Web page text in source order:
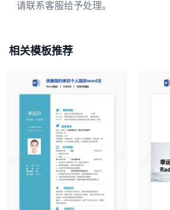
请联系客服给予处理。
相关模板推荐